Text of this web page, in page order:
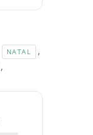
NATAL ,
,